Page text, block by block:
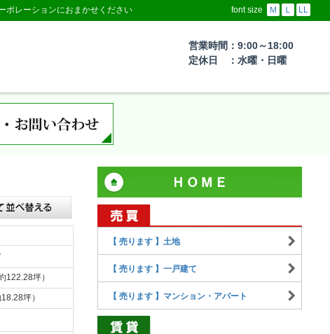
ポレーションにおまかせください
営業時間：9:00～18:00
定休日 ：水曜・日曜
font size Ｍ Ｌ LL
約122.28坪）
18.28坪）
【 売ります 】土地
【 売ります 】一戸建て
【 売ります 】マンション・アパート